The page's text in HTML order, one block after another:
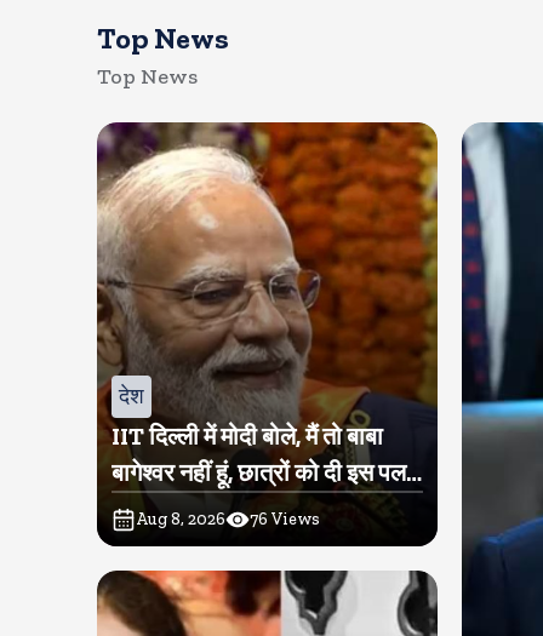
Top News
Top News
देश
IIT दिल्ली में मोदी बोले, मैं तो बाबा
बागेश्वर नहीं हूं, छात्रों को दी इस पल
को जीने की नसीहत
Aug 8, 2026 76 Views